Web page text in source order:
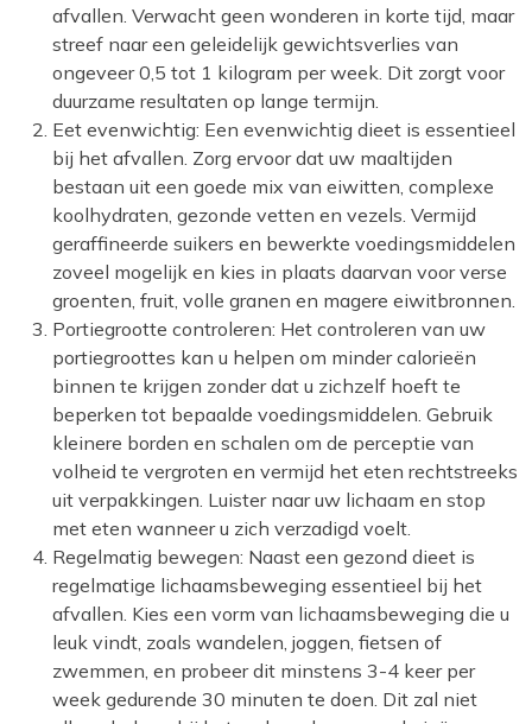
afvallen. Verwacht geen wonderen in korte tijd, maar
streef naar een geleidelijk gewichtsverlies van
ongeveer 0,5 tot 1 kilogram per week. Dit zorgt voor
duurzame resultaten op lange termijn.
Eet evenwichtig: Een evenwichtig dieet is essentieel
bij het afvallen. Zorg ervoor dat uw maaltijden
bestaan uit een goede mix van eiwitten, complexe
koolhydraten, gezonde vetten en vezels. Vermijd
geraffineerde suikers en bewerkte voedingsmiddelen
zoveel mogelijk en kies in plaats daarvan voor verse
groenten, fruit, volle granen en magere eiwitbronnen.
Portiegrootte controleren: Het controleren van uw
portiegroottes kan u helpen om minder calorieën
binnen te krijgen zonder dat u zichzelf hoeft te
beperken tot bepaalde voedingsmiddelen. Gebruik
kleinere borden en schalen om de perceptie van
volheid te vergroten en vermijd het eten rechtstreeks
uit verpakkingen. Luister naar uw lichaam en stop
met eten wanneer u zich verzadigd voelt.
Regelmatig bewegen: Naast een gezond dieet is
regelmatige lichaamsbeweging essentieel bij het
afvallen. Kies een vorm van lichaamsbeweging die u
leuk vindt, zoals wandelen, joggen, fietsen of
zwemmen, en probeer dit minstens 3-4 keer per
week gedurende 30 minuten te doen. Dit zal niet